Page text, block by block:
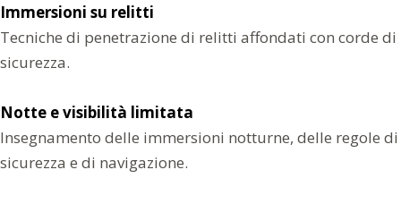
Immersioni su relitti
Tecniche di penetrazione di relitti affondati con corde di
sicurezza.
Notte e visibilità limitata
Insegnamento delle immersioni notturne, delle regole di
sicurezza e di navigazione.